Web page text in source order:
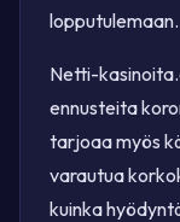
lopputulemaan.
Netti-
ennusteita
tarjoaa myös
varautua
kuinka